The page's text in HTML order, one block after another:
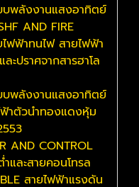
บพลังงานแสงอาทิตย์
AND FIRE
ไฟฟ้าทนไฟ สายไฟฟ้า
ปราศจากสารฮาโล
บพลังงานแสงอาทิตย์
ฟ้าตัวนำทองแดงหุ้ม
AND CONTROL
และสายคอนโทรล
สายไฟฟ้าแรงดัน